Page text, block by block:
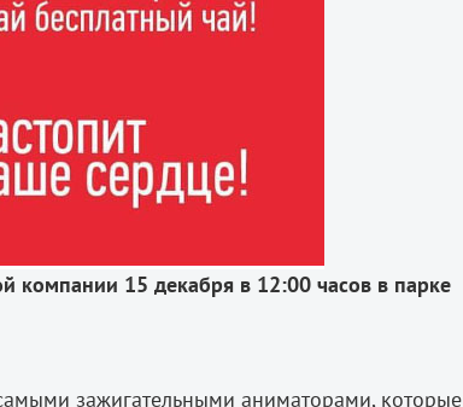
компании 15 декабря в 12:00 часов в парке
зажигательными аниматорами, которые